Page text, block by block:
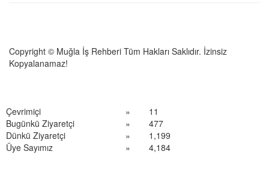
Copyright © Muğla İş Rehberi Tüm Hakları Saklıdır. İzinsiz
Kopyalanamaz!
Çevrimiçi »
11
Bugünkü Ziyaretçi
»
477
Dünkü Ziyaretçi
»
1,199
Üye Sayımız
» 4,184